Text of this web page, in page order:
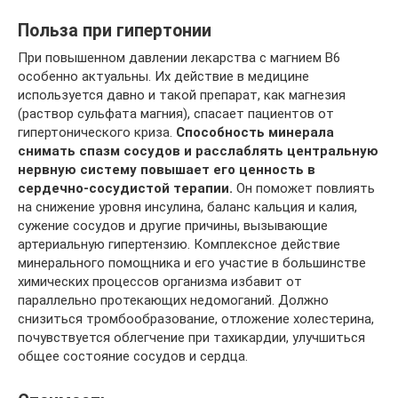
Польза при гипертонии
При повышенном давлении лекарства с магнием В6
особенно актуальны. Их действие в медицине
используется давно и такой препарат, как магнезия
(раствор сульфата магния), спасает пациентов от
гипертонического криза. Способность минерала
снимать спазм сосудов и расслаблять центральную
нервную систему повышает его ценность в
сердечно-сосудистой терапии. Он поможет повлиять
на снижение уровня инсулина, баланс кальция и калия,
сужение сосудов и другие причины, вызывающие
артериальную гипертензию. Комплексное действие
минерального помощника и его участие в большинстве
химических процессов организма избавит от
параллельно протекающих недомоганий. Должно
снизиться тромбообразование, отложение холестерина,
почувствуется облегчение при тахикардии, улучшиться
общее состояние сосудов и сердца.